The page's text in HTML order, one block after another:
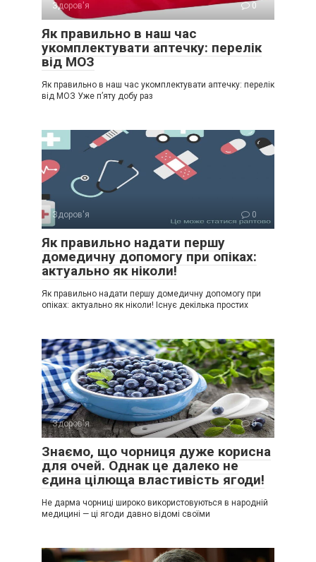
Здоров'я 0
Як правильно в наш час
укомплектувати аптечку: перелік
від МОЗ
Як правильно в наш час укомплектувати аптечку: перелік
від МОЗ Уже п’яту добу раз
Здоров'я 0
Як правильно надати першу
домедичну допомогу при опіках:
актуально як ніколи!
Як правильно надати першу домедичну допомогу при
опіках: актуально як ніколи! Існує декілька простих
Здоров'я 0
Знаємо, що чорниця дуже корисна
для очей. Однак це далеко не
єдина цілюща властивість ягоди!
Не дарма чорниці широко використовуються в народній
медицині — ці ягоди давно відомі своїми